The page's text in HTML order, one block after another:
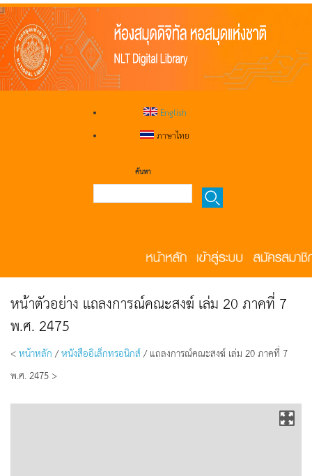
English
ภาษาไทย
ค้นหา
หน้าตัวอย่าง แถลงการณ์คณะสงฆ์ เล่ม 20 ภาคที่ 7
พ.ศ. 2475
<หน้าหลัก /หนังสืออิเล็กทรอนิกส์/ แถลงการณ์คณะสงฆ์ เล่ม 20 ภาคที่ 7
พ.ศ. 2475 >